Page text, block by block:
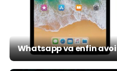
Whatsapp va enfin